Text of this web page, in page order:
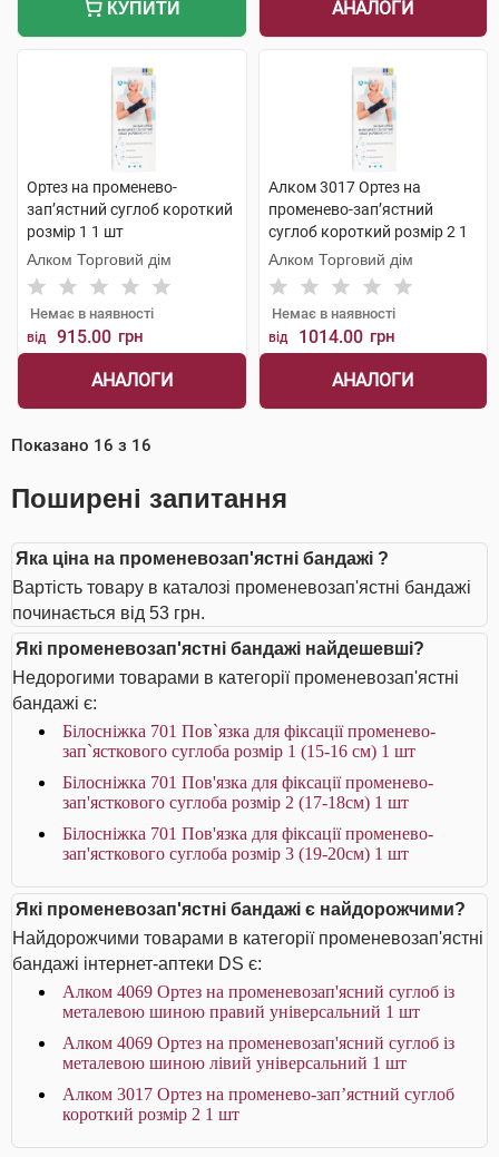
КУПИТИ АНАЛОГИ
Ортез на променево-
зап’ястний суглоб короткий
розмір 1 1 шт
Алком Торговий дім
Немає в наявності
від 915.00 грн
АНАЛОГИ
Алком 3017 Ортез на
променево-зап’ястний
суглоб короткий розмір 2 1
шт
Алком Торговий дім
Немає в наявності
від 1014.00 грн
АНАЛОГИ
Показано 16 з 16
Поширені запитання
Яка ціна на променевозап'ястні бандажі ?
Вартість товару в каталозі променевозап'ястні бандажі
починається від 53 грн.
Які променевозап'ястні бандажі найдешевші?
Недорогими товарами в категорії променевозап'ястні
бандажі є:
Білосніжка 701 Пов`язка для фіксації променево-
зап`ясткового суглоба розмір 1 (15-16 см) 1 шт
Білосніжка 701 Пов'язка для фіксації променево-
зап'ясткового суглоба розмір 2 (17-18см) 1 шт
Білосніжка 701 Пов'язка для фіксації променево-
зап'ясткового суглоба розмір 3 (19-20см) 1 шт
Які променевозап'ястні бандажі є найдорожчими?
Найдорожчими товарами в категорії променевозап'ястні
бандажі інтернет-аптеки DS є:
Алком 4069 Ортез на променевозап'ясний суглоб із
металевою шиною правий універсальний 1 шт
Алком 4069 Ортез на променевозап'ясний суглоб із
металевою шиною лівий універсальний 1 шт
Алком 3017 Ортез на променево-зап’ястний суглоб
короткий розмір 2 1 шт